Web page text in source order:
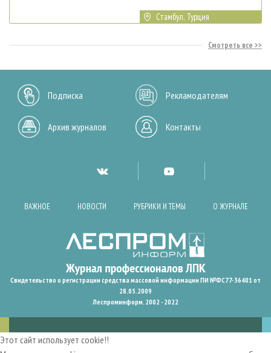
Стамбул, Турция
Смотреть все
Подписка Рекламодателям
Архив журналов Контакты
ВАЖНОЕ НОВОСТИ РУБРИКИ И ТЕМЫ О ЖУРНАЛЕ
Свидетельство о регистрации средства массовой информации ПИ №ФС77-36401 от
28.05.2009
Леспроминформ. 2002 - 2022
Этот сайт использует cookie!!